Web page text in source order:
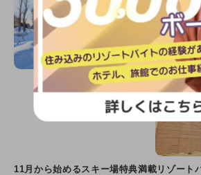
11月から始めるスキー場特典満載リゾート